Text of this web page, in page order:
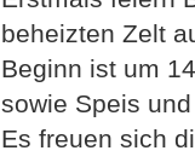
beheizten Zelt
Beginn ist um
sowie Speis
Es freuen sich